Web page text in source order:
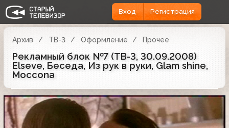
Вход Регистрация
Архив ТВ-3 Оформление Прочее
Рекламный блок №7 (ТВ-3, 30.09.2008)
Elseve, Беседа, Из рук в руки, Glam shine,
Moccona